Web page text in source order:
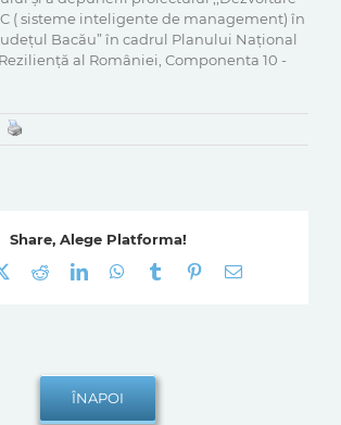
( sisteme inteligente de management) în
Bacău” în cadrul Planului Național
al României, Componenta 10 -
Share, Alege Platforma!
RedditLinkedInWhatsApp
Tumblr Pinterest
E-